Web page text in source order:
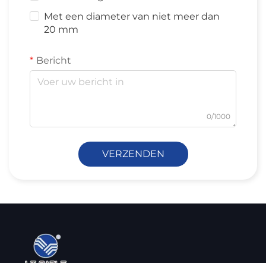
Met een diameter van niet meer dan
20 mm
Bericht
0/1000
VERZENDEN